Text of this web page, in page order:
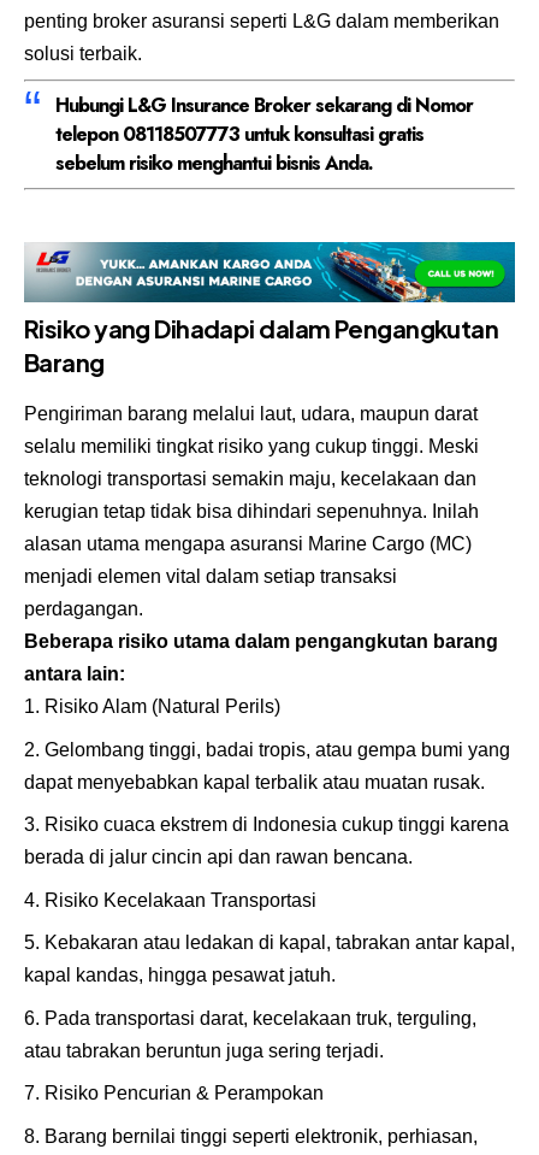
penting broker asuransi seperti L&G dalam memberikan
solusi terbaik.
Hubungi L&G Insurance Broker sekarang di Nomor
telepon 08118507773untuk konsultasi gratis
sebelum risiko menghantui bisnis Anda.
Risiko yang Dihadapi dalam Pengangkutan
Barang
Pengiriman barang melalui laut, udara, maupun darat
selalu memiliki tingkat risiko yang cukup tinggi. Meski
teknologi transportasi semakin maju, kecelakaan dan
kerugian tetap tidak bisa dihindari sepenuhnya. Inilah
alasan utama mengapa asuransi Marine Cargo (MC)
menjadi elemen vital dalam setiap transaksi
perdagangan.
Beberapa risiko utama dalam pengangkutan barang
antara lain:
Risiko Alam (Natural Perils)
Gelombang tinggi, badai tropis, atau gempa bumi yang
dapat menyebabkan kapal terbalik atau muatan rusak.
Risiko cuaca ekstrem di Indonesia cukup tinggi karena
berada di jalur cincin api dan rawan bencana.
Risiko Kecelakaan Transportasi
Kebakaran atau ledakan di kapal, tabrakan antar kapal,
kapal kandas, hingga pesawat jatuh.
Pada transportasi darat, kecelakaan truk, terguling,
atau tabrakan beruntun juga sering terjadi.
Risiko Pencurian & Perampokan
Barang bernilai tinggi seperti elektronik, perhiasan,